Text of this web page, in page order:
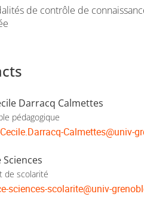
de contrôle de
Darracq Calmettes
pédagogique
Calmettes@univ-
de scolarité
sciences-scolarite@univ-